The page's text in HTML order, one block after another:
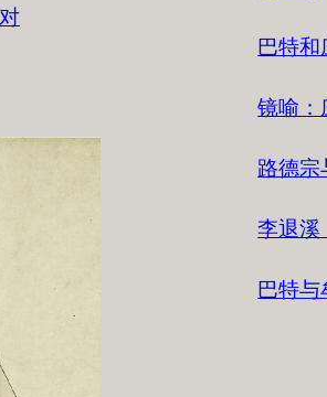
巴特
镜喻：
路德宗
李退溪
巴特